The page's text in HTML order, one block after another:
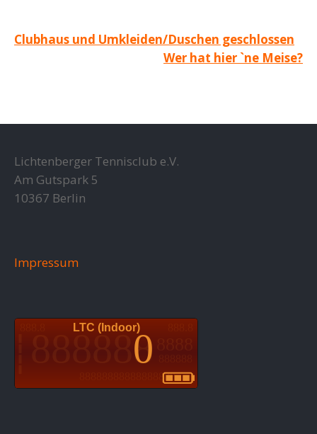
Beitragsnavigation
Clubhaus und Umkleiden/Duschen geschlossen
Wer hat hier `ne Meise?
Lichtenberger Tennisclub e.V.
Am Gutspark 5
10367 Berlin
Impressum